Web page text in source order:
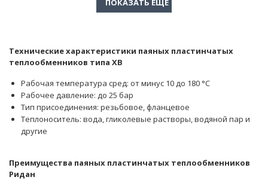
Технические характеристики паяных пластинчатых
теплообменников типа XB
Рабочая температура сред: от минус 10 до 180 °С
Рабочее давление: до 25 бар
Тип присоединения: резьбовое, фланцевое
Теплоноситель: вода, гликолевые растворы, водяной пар и
другие
Преимущества паяных пластинчатых теплообменников
Ридан